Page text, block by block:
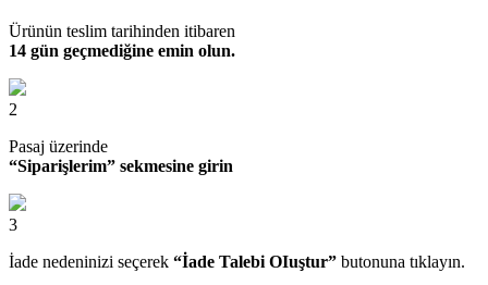
Ürünün teslim tarihinden itibaren
14 gün geçmediğine emin olun.
2
Pasaj üzerinde
“Siparişlerim” sekmesine girin
3
İade nedeninizi seçerek “İade Talebi OIuştur” butonuna tıklayın.